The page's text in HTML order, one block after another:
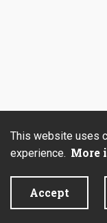
This website uses
experience. More
Accept